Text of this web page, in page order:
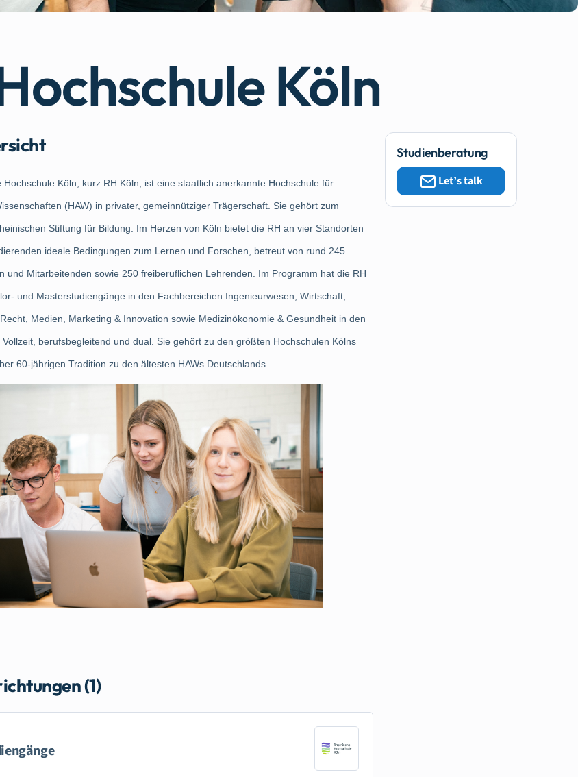
Köln
Hochschule Köln, kurz RH Köln, ist eine staatlich anerkannte Hochschule für
(HAW) in privater, gemeinnütziger Trägerschaft. Sie gehört zum
Stiftung für Bildung. Im Herzen von Köln bietet die RH an vier Standorten
ideale Bedingungen zum Lernen und Forschen, betreut von rund 245
und Mitarbeitenden sowie 250 freiberuflichen Lehrenden. Im Programm hat die RH
und Masterstudiengänge in den Fachbereichen Ingenieurwesen, Wirtschaft,
Medien, Marketing & Innovation sowie Medizinökonomie & Gesundheit in den
berufsbegleitend und dual. Sie gehört zu den größten Hochschulen Kölns
60-jährigen Tradition zu den ältesten HAWs Deutschlands.
(1)
Studienberatung
Let’s talk